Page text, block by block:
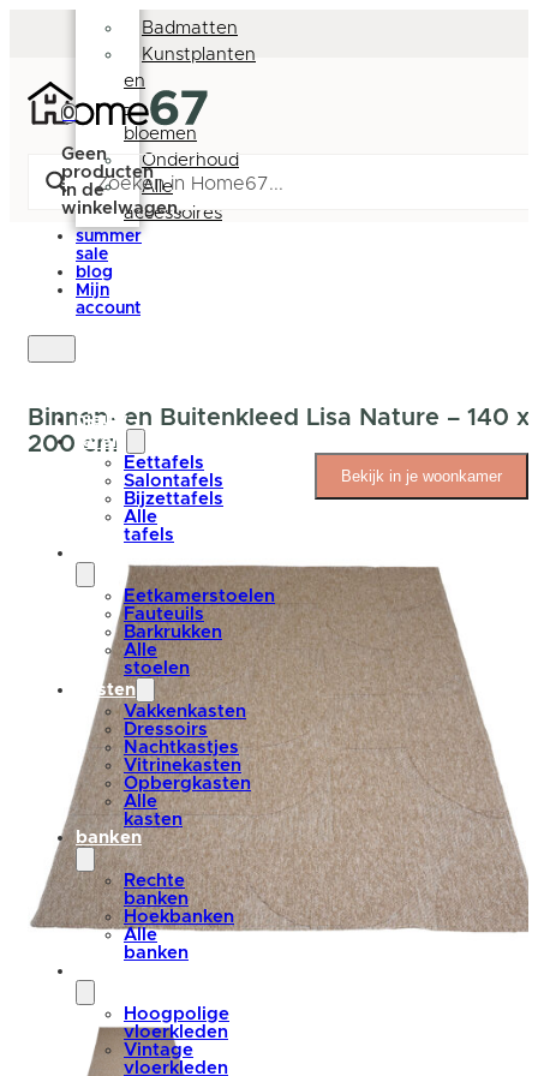
0
Geen
producten
in de
winkelwagen.
Badmatten
Kunstplanten
en
-
bloemen
Onderhoud
Alle
accessoires
summer
sale
blog
Mijn
account
nieuw
tafels
Eettafels
Salontafels
Bijzettafels
Alle
tafels
Eetkamerstoelen
Fauteuils
Barkrukken
Alle
stoelen
kasten
Vakkenkasten
Dressoirs
Nachtkastjes
Vitrinekasten
Opbergkasten
Alle
kasten
banken
Rechte
banken
Hoekbanken
Alle
banken
Hoogpolige
vloerkleden
Vintage
vloerkleden
Binnen- en Buitenkleed Lisa Nature – 140 x
200 cm
Bekijk in je woonkamer